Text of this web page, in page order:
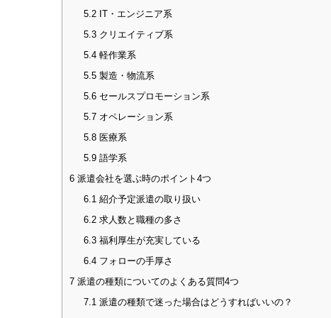
5.2IT・エンジニア系
5.3クリエイティブ系
5.4軽作業系
5.5製造・物流系
5.6セールスプロモーション系
5.7オペレーション系
5.8医療系
5.9語学系
6 派遣会社を選ぶ時のポイント4つ
6.1 紹介予定派遣の取り扱い
6.2求人数と職種の多さ
6.3福利厚生が充実している
6.4フォローの手厚さ
7 派遣の種類についてのよくある質問4つ
7.1 派遣の種類で迷った場合はどうすればいいの？